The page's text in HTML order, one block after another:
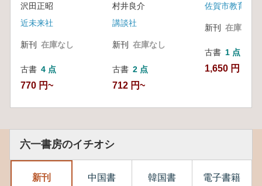
沢田正昭
近未来社
新刊 在庫なし
古書 4 点
770 円~
村井良介
講談社
新刊 在庫なし
古書 2 点
712 円~
佐賀市教育委
新刊 在庫なし
古書 1 点
1,650 円
六一書房のイチオシ
新刊 中国書 韓国書 電子書籍